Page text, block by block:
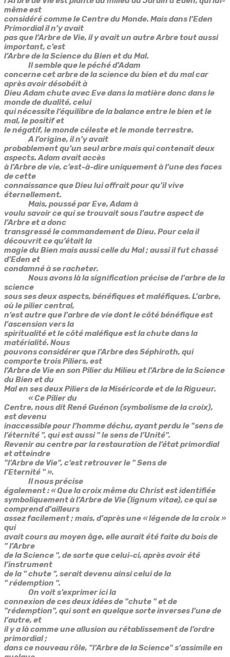
même est
considéré comme le Centre du Monde. Mais dans l’Eden
Primordial il n’y avait
pas que l’Arbre de Vie, il y avait un autre Arbre tout aussi
important, c’est
l’Arbre de la Science du Bien et du Mal.
Il semble que le péché d’Adam
concerne cet arbre de la science du bien et du mal car
après avoir désobéit à
Dieu Adam chute avec Eve dans la matière donc dans le
monde de dualité, celui
qui nécessite l’équilibre de la balance entre le bien et le
mal, le positif et
le négatif, le monde céleste et le monde terrestre.
A l’origine, il n’y avait
probablement qu’un seul arbre mais qui contenait deux
aspects. Adam avait accès
à l’Arbre de vie, c’est-à-dire uniquement à l’une des faces
de cette
connaissance que Dieu lui offrait pour qu’il vive
éternellement.
Mais, poussé par Eve, Adam à
voulu savoir ce qui se trouvait sous l’autre aspect de
l’Arbre et a donc
transgressé le commandement de Dieu. Pour cela il
découvrit ce qu’était la
magie du Bien mais aussi celle du Mal ; aussi il fut chassé
d’Eden et
condamné à se racheter.
Nous avons là la signification précise de l’arbre de la
science
sous ses deux aspects, bénéfiques et maléfiques. L’arbre,
où le pilier central,
n’est autre que l’arbre de vie dont le côté bénéfique est
l’ascension vers la
spiritualité et le côté maléfique est la chute dans la
matérialité. Nous
pouvons considérer que l’Arbre des Séphiroth, qui
comporte trois Piliers, est
l’Arbre de Vie en son Pilier du Milieu et l’Arbre de la Science
du Bien et du
Mal en ses deux Piliers de la Miséricorde et de la Rigueur.
« Ce Pilier du
Centre, nous dit René Guénon (symbolisme de la croix),
est devenu
inaccessible pour l’homme déchu, ayant perdu le "sens de
l’éternité ", qui est aussi " le sens de l’Unité".
Revenir au centre par la restauration de l’état primordial
et atteindre
"l’Arbre de Vie", c’est retrouver le " Sens de
l’Eternité " ».
Il nous précise
également :« Que la croix même du Christ est identifiée
symboliquement à l’Arbre de Vie (lignum vitae), ce qui se
comprend d’ailleurs
assez facilement ; mais, d’après une « légende de la croix »
qui
avait cours au moyen âge, elle aurait été faite du bois de
" l’Arbre
de la Science ", de sorte que celui-ci, après avoir été
l’instrument
de la " chute ", serait devenu ainsi celui de la
" rédemption ".
On voit s’exprimer ici la
connexion de ces deux idées de "chute " et de
"rédemption", qui sont en quelque sorte inverses l’une de
l’autre, et
il y a là comme une allusion au rétablissement de l’ordre
primordial ;
dans ce nouveau rôle, "l’Arbre de la Science" s’assimile en